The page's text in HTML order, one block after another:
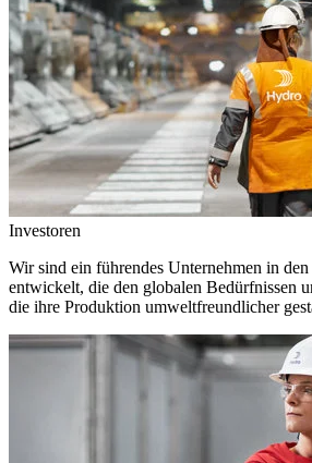
Investoren
Wir sind ein führendes Unternehmen in
entwickelt, die den globalen Bedürfnissen
die ihre Produktion umweltfreundlicher